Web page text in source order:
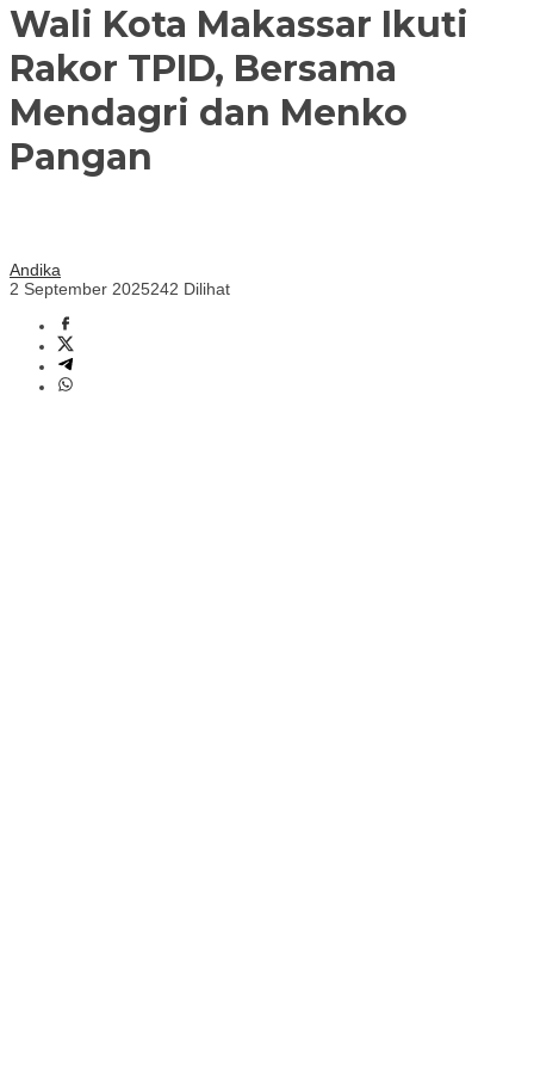
Wali Kota Makassar Ikuti
Rakor TPID, Bersama
Mendagri dan Menko
Pangan
Andika
2 September 2025242 Dilihat